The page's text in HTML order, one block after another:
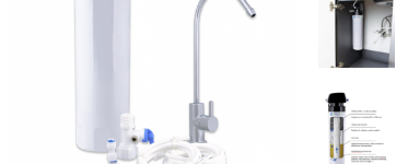
POKRAČOVAŤ V NAKUPOVANÍ